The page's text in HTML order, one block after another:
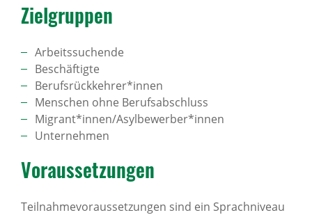
Ziel­gruppen
Arbeitssuchende
Beschäftigte
Berufsrückkehrer*innen
Menschen ohne Berufsabschluss
Migrant*innen/Asylbewerber*innen
Unternehmen
Voraus­set­zungen
Teilnahmevoraussetzungen sind ein Sprachniveau